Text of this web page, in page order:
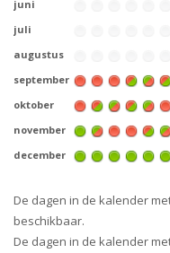
juni
juli
augustus
september
oktober
november
december
De dagen in de kalender
beschikbaar.
De dagen in de kalender